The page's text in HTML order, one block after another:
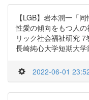
【LGB】岩本潤一「
性愛の傾向をもつ人
リック社会福祉研究
長崎純心大学短期大
2022-06-01